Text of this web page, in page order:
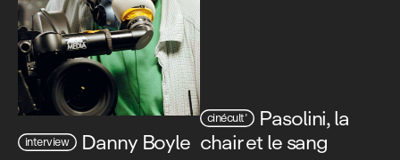
interview Danny Boyle
cinécult’ Pasolini, la
chair et le sang